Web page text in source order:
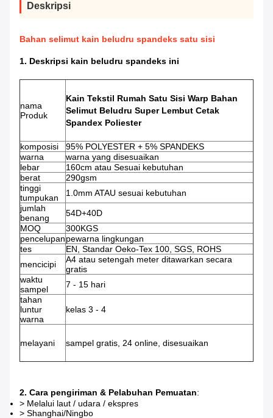
Deskripsi
Bahan selimut kain beludru spandeks satu sisi
1. Deskripsi kain beludru spandeks ini
nama
Produk
Kain Tekstil Rumah Satu Sisi Warp Bahan
Selimut Beludru Super Lembut Cetak
Spandex Poliester
komposisi
95% POLYESTER + 5% SPANDEKS
warna
warna yang disesuaikan
lebar
160cm atau Sesuai kebutuhan
berat
290gsm
tinggi
tumpukan
1.0mm ATAU sesuai kebutuhan
jumlah
benang
54D+40D
MOQ
300KGS
pencelupanpewarna lingkungan
tes
EN, Standar Oeko-Tex 100, SGS, ROHS
mencicipi
A4 atau setengah meter ditawarkan secara
gratis
waktu
sampel
7 - 15 hari
tahan
luntur
warna
kelas 3 - 4
melayani sampel gratis, 24 online, disesuaikan
2. Cara pengiriman & Pelabuhan Pemuatan:
> Melalui laut / udara / ekspres
> Shanghai/Ningbo